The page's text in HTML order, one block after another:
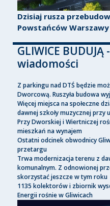
Dzisiaj rusza
Powstańców
GLIWICE BUDUJĄ
wiadomości
Z parkingu nad DTŚ będzie
Dworcową. Ruszyła budowa
Więcej miejsca na społeczne
dawnej szkoły muzycznej przy
Przy Dworskiej i Wiertniczej
mieszkań na wynajem
Ostatni odcinek obwodnicy
przetargu
Trwa modernizacja terenu z
komunalnym. Z odnowionej
skorzystać jeszcze w tym roku
1135 kolektorów i zbiornik
Energii rośnie w Gliwicach